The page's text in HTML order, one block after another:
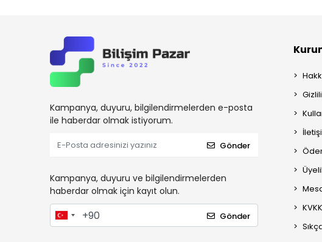
Kampanya, duyuru, bilgilendirmelerden e-posta
ile haberdar olmak istiyorum.
Gönder
Kampanya, duyuru ve bilgilendirmelerden
haberdar olmak için kayıt olun.
Gönder